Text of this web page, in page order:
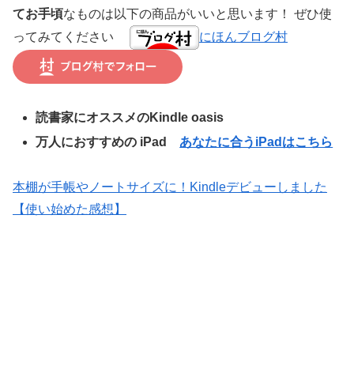
てお手頃なものは以下の商品がいいと思います！ ぜひ使
ってみてください
にほんブログ村
読書家にオススメのKindle oasis
万人におすすめの iPad あなたに合うiPadはこちら
本棚が手帳やノートサイズに！Kindleデビューしました
【使い始めた感想】